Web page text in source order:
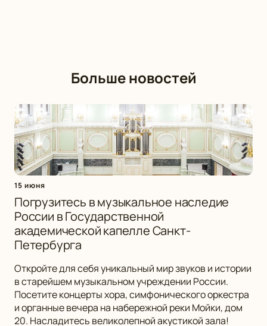
Больше новостей
15 июня
Погрузитесь в музыкальное наследие
России в Государственной
академической капелле Санкт-
Петербурга
Откройте для себя уникальный мир звуков и истории
в старейшем музыкальном учреждении России.
Посетите концерты хора, симфонического оркестра
и органные вечера на набережной реки Мойки, дом
20. Насладитесь великолепной акустикой зала!